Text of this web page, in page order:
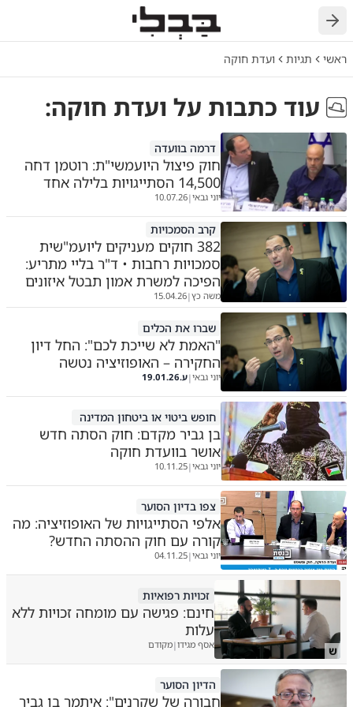
חזרה
ראשי תגיות ועדת חוקה
עוד כתבות על ועדת חוקה:
דרמה בוועדה
חוק פיצול היועמשי"ת: רוטמן דחה
14,500 הסתייגויות בלילה אחד
יוני גבאי|
10.07.26
קרב הסמכויות
382 חוקים מעניקים ליועמ"שית
סמכויות רחבות • ד"ר בליי מתריע:
הפיכה למשרת אמון תבטל איזונים
משה כץ|
15.04.26
שברו את הכלים
"האמת לא שייכת לכם": החל דיון
החקירה – האופוזיציה נטשה
יוני גבאי|ע.19.01.26
חופש ביטוי או ביטחון המדינה
בן גביר מקדם: חוק הסתה חדש
אושר בוועדת חוקה
יוני גבאי|
10.11.25
צפו בדיון הסוער
אלפי הסתייגויות של האופוזיציה: מה
קורה עם חוק ההסתה החדש?
יוני גבאי|
04.11.25
ש
זכויות רפואיות
חינם: פגישה עם מומחה זכויות ללא
עלות
אסף מגידו|מקודם
הדיון הסוער
חבורה של שקרנים": איתמר בן גביר